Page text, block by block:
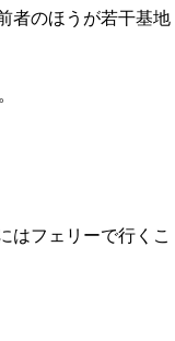
者のほうが若干基地
はフェリーで行くこ